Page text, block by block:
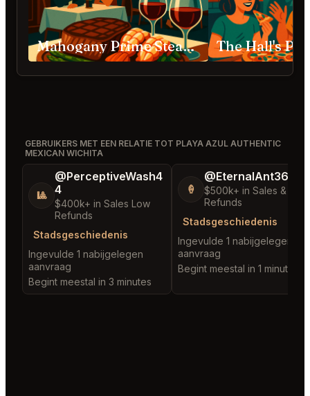
Mahogany Prime Steakhouse Oklahoma City
GEBRUIKERS MET EEN RELATIE TOT PLAYA AZUL AUTHENTIC
MEXICAN WICHITA
🎱
@PerceptiveWash4
4
$400k+ in Sales Low
Refunds
Stadsgeschiedenis
Ingevulde 1 nabijgelegen
aanvraag
Begint meestal in 3 minutes
🍦
@EternalAnt36
$500k+ in Sales & Low
Refunds
Stadsgeschiedenis
Ingevulde 1 nabijgelegen
aanvraag
Begint meestal in 1 minute